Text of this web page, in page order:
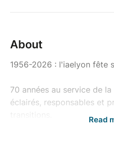
About
1956-2026 : l'iaelyon fête
70 années au service de
éclairés, responsables et
Read